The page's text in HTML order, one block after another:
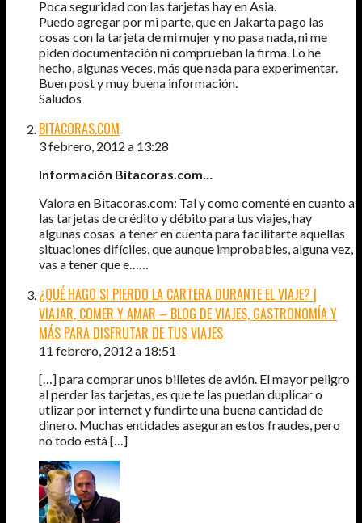
Poca seguridad con las tarjetas hay en Asia.
Puedo agregar por mi parte, que en Jakarta pago las
cosas con la tarjeta de mi mujer y no pasa nada, ni me
piden documentación ni comprueban la firma. Lo he
hecho, algunas veces, más que nada para experimentar.
Buen post y muy buena información.
Saludos
BITACORAS.COM
3 febrero, 2012 a 13:28
Información Bitacoras.com…
Valora en Bitacoras.com: Tal y como comenté en cuanto a
las tarjetas de crédito y débito para tus viajes, hay
algunas cosas a tener en cuenta para facilitarte aquellas
situaciones difíciles, que aunque improbables, alguna vez,
vas a tener que e……
¿QUÉ HAGO SI PIERDO LA CARTERA DURANTE EL VIAJE? |
VIAJAR, COMER Y AMAR – BLOG DE VIAJES, GASTRONOMÍA Y
MÁS PARA DISFRUTAR DE TUS VIAJES
11 febrero, 2012 a 18:51
[…] para comprar unos billetes de avión. El mayor peligro
al perder las tarjetas, es que te las puedan duplicar o
utlizar por internet y fundirte una buena cantidad de
dinero. Muchas entidades aseguran estos fraudes, pero
no todo está […]